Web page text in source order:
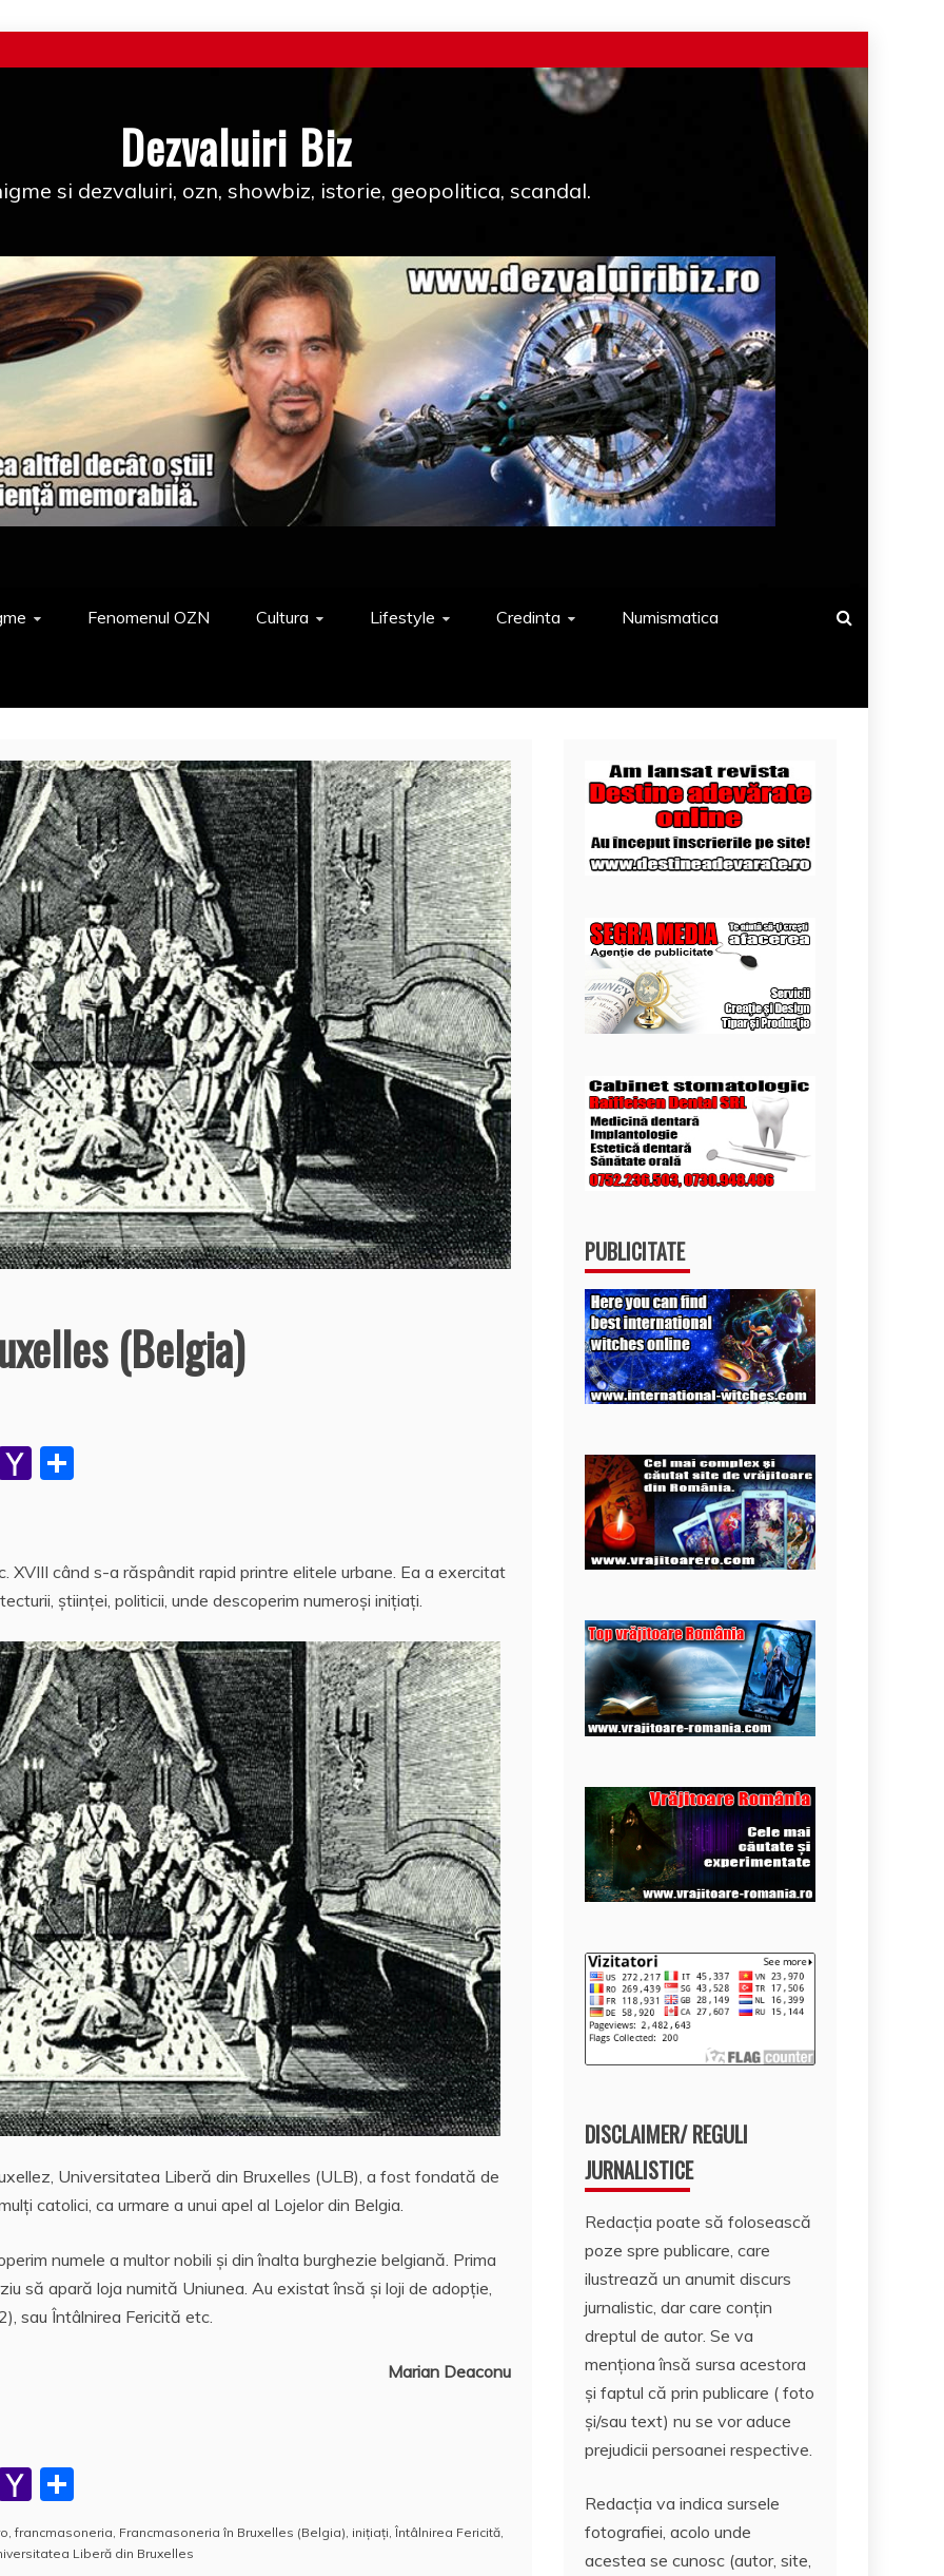
Dezvaluiri Biz
si dezvaluiri, ozn, showbiz, istorie, geopolitica, scandal.
Fenomenul OZN Cultura Lifestyle Credinta Numismatica
(Belgia)
Y
o
o
M
ai
l
aj
e
a
z
ă
XVIII când s-a răspândit rapid printre elitele urbane. Ea a exercitat
ştiinţei, politicii, unde descoperim numeroşi iniţiaţi.
Universitatea Liberă din Bruxelles (ULB), a fost fondată de
catolici, ca urmare a unui apel al Lojelor din Belgia.
numele a multor nobili şi din înalta burghezie belgiană. Prima
să apară loja numită Uniunea. Au existat însă şi loji de adopţie,
sau Întâlnirea Fericită etc.
Marian Deaconu
Y
h rt
,francmasoneria Francmasoneria în Bruxelles (Belgia) iniţiaţi Întâlnirea Fericită
Liberă din Bruxelles
PUBLICITATE
DISCLAIMER/ REGULI
JURNALISTICE
Redacția poate să folosească
poze spre publicare, care
ilustrează un anumit discurs
jurnalistic, dar care conțin
dreptul de autor. Se va
menționa însă sursa acestora
și faptul că prin publicare ( foto
și/sau text) nu se vor aduce
prejudicii persoanei respective.
Redacția va indica sursele
fotografiei, acolo unde
acestea se cunosc (autor, site,